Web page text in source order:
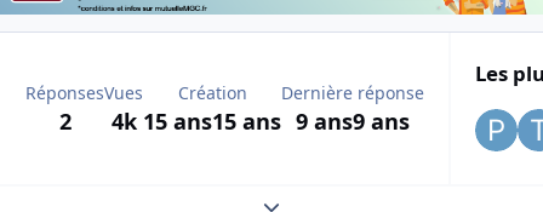
Réponses
2
Vues
4k
Création
15 ans15 ans
Dernière réponse
9 ans9 ans
Les
Expand topic overview